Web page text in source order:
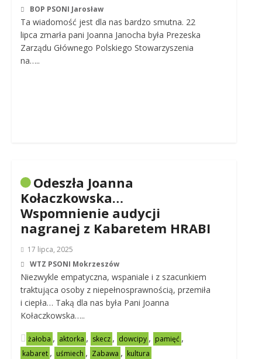
BOP PSONI Jarosław
Ta wiadomość jest dla nas bardzo smutna. 22
lipca zmarła pani Joanna Janocha była Prezeska
Zarządu Głównego Polskiego Stowarzyszenia
na…..
Odeszła Joanna
Kołaczkowska…
Wspomnienie audycji
nagranej z Kabaretem HRABI
17 lipca, 2025
WTZ PSONI Mokrzeszów
Niezwykle empatyczna, wspaniale i z szacunkiem
traktująca osoby z niepełnosprawnością, przemiła
i ciepła… Taką dla nas była Pani Joanna
Kołaczkowska…..
żałoba , aktorka , skecz , dowcipy , pamięć ,
kabaret , uśmiech , Zabawa , kultura